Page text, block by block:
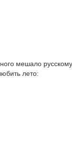
мешало
лето: